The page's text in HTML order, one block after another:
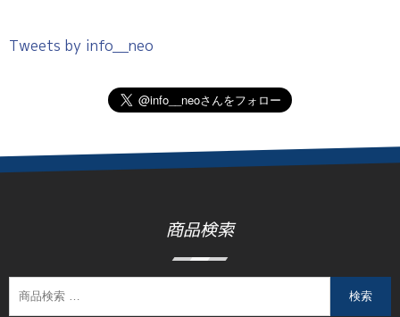
Tweets by info__neo
商品検索
検索